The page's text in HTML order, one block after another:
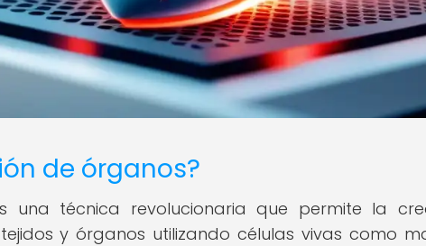
de órganos?
una técnica revolucionaria que permite la
y órganos utilizando células vivas como